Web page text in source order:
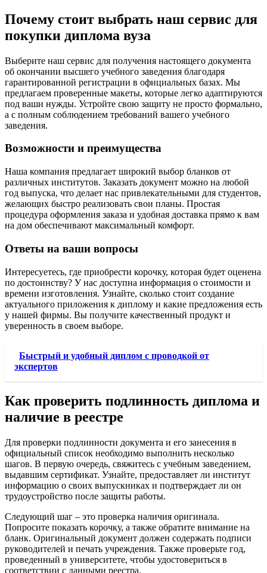
Почему стоит выбрать наш сервис для
покупки диплома вуза
Выберите наш сервис для получения настоящего документа
об окончании высшего учебного заведения благодаря
гарантированной регистрации в официальных базах. Мы
предлагаем проверенные макеты, которые легко адаптируются
под ваши нужды. Устройте свою защиту не просто формально,
а с полным соблюдением требований вашего учебного
заведения.
Возможности и преимущества
Наша компания предлагает широкий выбор бланков от
различных институтов. Заказать документ можно на любой
год выпуска, что делает нас привлекательными для студентов,
желающих быстро реализовать свои планы. Простая
процедура оформления заказа и удобная доставка прямо к вам
на дом обеспечивают максимальный комфорт.
Ответы на ваши вопросы
Интересуетесь, где приобрести корочку, которая будет оценена
по достоинству? У нас доступна информация о стоимости и
времени изготовления. Узнайте, сколько стоит создание
актуального приложения к диплому и какие предложения есть
у нашей фирмы. Вы получите качественный продукт и
уверенность в своем выборе.
Быстрый и удобный диплом с проводкой от
экспертов
Как проверить подлинность диплома и
наличие в реестре
Для проверки подлинности документа и его занесения в
официальный список необходимо выполнить несколько
шагов. В первую очередь, свяжитесь с учебным заведением,
выдавшим сертификат. Узнайте, предоставляет ли институт
информацию о своих выпускниках и подтверждает ли он
трудоустройство после защиты работы.
Следующий шаг – это проверка наличия оригинала.
Попросите показать корочку, а также обратите внимание на
бланк. Оригинальный документ должен содержать подписи
руководителей и печать учреждения. Также проверьте год,
проведенный в университете, чтобы удостовериться в
соответствии с данными реестра.